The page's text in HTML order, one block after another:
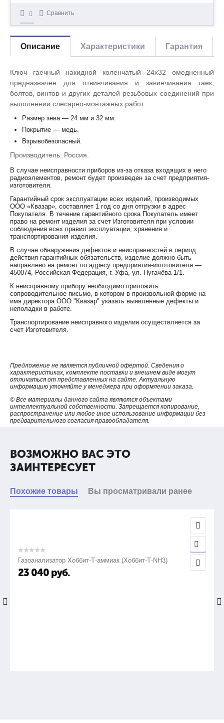
Сравнить
Описание Характеристики Гарантия
Ключ гаечный накидной коленчатый 24х32 омедненный
предназначен для отвинчивания и завинчивания гаек,
болтов, винтов и других деталей резьбовых соединений при
выполнении слесарно-монтажных работ.
Размер зева — 24 мм и 32 мм.
Покрытие — медь.
Взрывобезопасный.
Производитель: Россия.
В случае неисправности приборов из-за отказа входящих в него
радиоэлементов, ремонт будет произведен за счет предприятия-
изготовителя.
Гарантийный срок эксплуатации всех изделий, производимых
ООО «Квазар», составляет 1 год со дня отгрузки в адрес
Покупателя. В течение гарантийного срока Покупатель имеет
право на ремонт изделия за счет Изготовителя при условии
соблюдения всех правил эксплуатации, хранения и
транспортирования изделия.
В случае обнаружения дефектов и неисправностей в период
действия гарантийных обязательств, изделие должно быть
направлено на ремонт по адресу предприятия-изготовителя —
450074, Российская Федерация, г. Уфа, ул. Пугачёва 1/1.
К неисправному прибору необходимо приложить
сопроводительное письмо, в котором в произвольной форме на
имя директора ООО "Квазар" указать выявленные дефекты и
неполадки в работе.
Транспортирование неисправного изделия осуществляется за
счет Изготовителя.
Предложение не является публичной офертой. Сведения о
характеристиках, комплекте поставки и внешнем виде могут
отличаться от представленных на сайте. Актуальную
информацию уточняйте у менеджера при оформлении заказа.
© Все материалы данного сайта являются объектами
интеллектуальной собственности. Запрещается копирование,
распространение или любое иное использование информации без
предварительного согласия правообладателя.
ВОЗМОЖНО ВАС ЭТО
ЗАИНТЕРЕСУЕТ
Похожие товары Вы просматривали ранее
Газоанализатор Хоббит-Т-аммиак (Хоббит-Т-NH3)
23 040 руб.